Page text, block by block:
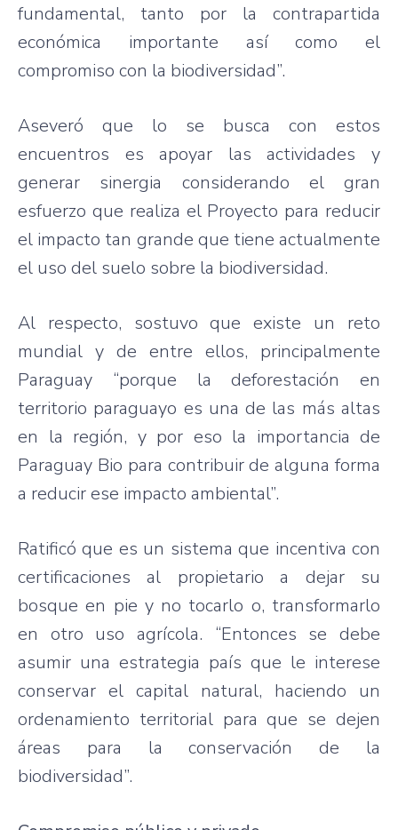
fundamental, tanto por la contrapartida
económica importante así como el
compromiso con la biodiversidad”.
Aseveró que lo se busca con estos
encuentros es apoyar las actividades y
generar sinergia considerando el gran
esfuerzo que realiza el Proyecto para reducir
el impacto tan grande que tiene actualmente
el uso del suelo sobre la biodiversidad.
Al respecto, sostuvo que existe un reto
mundial y de entre ellos, principalmente
Paraguay “porque la deforestación en
territorio paraguayo es una de las más altas
en la región, y por eso la importancia de
Paraguay Bio para contribuir de alguna forma
a reducir ese impacto ambiental”.
Ratificó que es un sistema que incentiva con
certificaciones al propietario a dejar su
bosque en pie y no tocarlo o, transformarlo
en otro uso agrícola. “Entonces se debe
asumir una estrategia país que le interese
conservar el capital natural, haciendo un
ordenamiento territorial para que se dejen
áreas para la conservación de la
biodiversidad”.